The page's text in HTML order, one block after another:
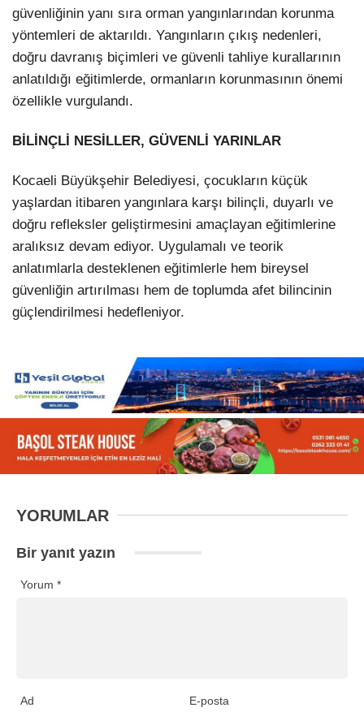
güvenliğinin yanı sıra orman yangınlarından korunma
yöntemleri de aktarıldı. Yangınların çıkış nedenleri,
doğru davranış biçimleri ve güvenli tahliye kurallarının
anlatıldığı eğitimlerde, ormanların korunmasının önemi
özellikle vurgulandı.
BİLİNÇLİ NESİLLER, GÜVENLİ YARINLAR
Kocaeli Büyükşehir Belediyesi, çocukların küçük
yaşlardan itibaren yangınlara karşı bilinçli, duyarlı ve
doğru refleksler geliştirmesini amaçlayan eğitimlerine
aralıksız devam ediyor. Uygulamalı ve teorik
anlatımlarla desteklenen eğitimlerle hem bireysel
güvenliğin artırılması hem de toplumda afet bilincinin
güçlendirilmesi hedefleniyor.
YORUMLAR
Bir yanıt yazın
Yorum *
Ad E-posta